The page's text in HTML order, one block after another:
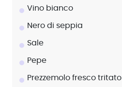
Vino bianco
Nero di seppia
Sale
Pepe
Prezzemolo fresco tritato